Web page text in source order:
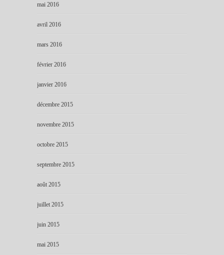
mai 2016
avril 2016
mars 2016
février 2016
janvier 2016
décembre 2015
novembre 2015
octobre 2015
septembre 2015
août 2015
juillet 2015
juin 2015
mai 2015